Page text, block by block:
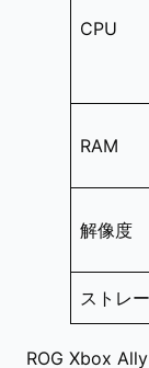
CPU
RAM
解像度
ストレ
ROG Xbox